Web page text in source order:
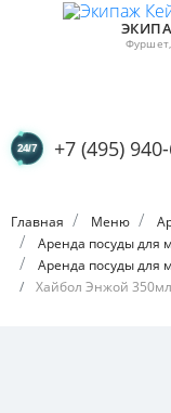
+7 (495)
Главная Меню
Аренда посуды для
Аренда посуды для
Хайбол Энжой